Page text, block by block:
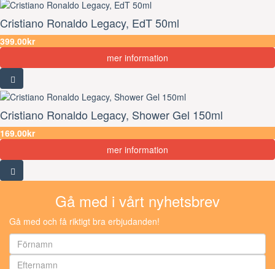
Cristiano Ronaldo Legacy, EdT 50ml
399.00kr
mer information
Cristiano Ronaldo Legacy, Shower Gel 150ml
169.00kr
mer information
Gå med i vårt nyhetsbrev
Gå med och få riktigt bra erbjudanden!